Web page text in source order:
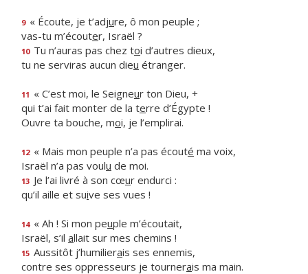
9 « Écoute, je t’adjure, ô mon peuple ;
vas-tu m’écouter, Israël ?
10 Tu n’auras pas chez toi d’autres dieux,
tu ne serviras aucun dieu étranger.
11 « C’est moi, le Seigneur ton Dieu, +
qui t’ai fait monter de la terre d’Égypte !
Ouvre ta bouche, moi, je l’emplirai.
12 « Mais mon peuple n’a pas écouté ma voix,
Israël n’a pas voulu de moi.
13 Je l’ai livré à son cœur endurci :
qu’il aille et suive ses vues !
14 « Ah ! Si mon peuple m’écoutait,
Israël, s’il allait sur mes chemins !
15 Aussitôt j’humilierais ses ennemis,
contre ses oppresseurs je tournerais ma main.